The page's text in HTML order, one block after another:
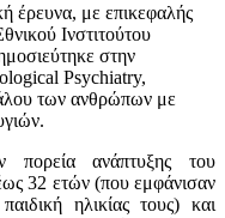
έρευνα, με επικεφαλής
Ινστιτούτου
στην
Psychiatry,
των ανθρώπων με
πορεία ανάπτυξης του
32 ετών (που εμφάνισαν
ηλικίας τους) και